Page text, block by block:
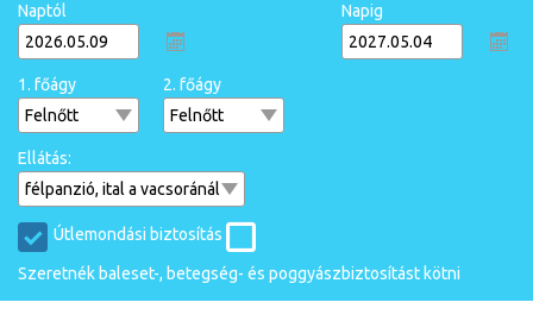
Naptól
Napig
1. főágy 2. főágy
Ellátás:
Útlemondási biztosítás
Szeretnék baleset-, betegség- és poggyászbiztosítást kötni